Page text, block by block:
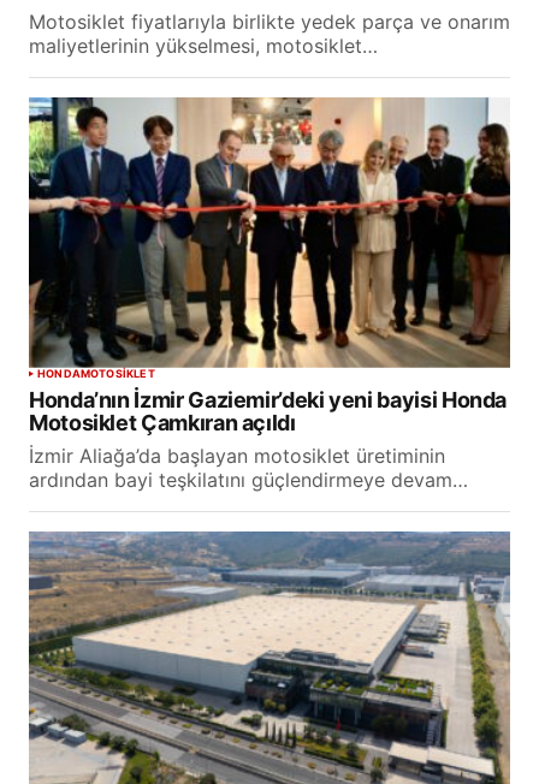
Motosiklet fiyatlarıyla birlikte yedek parça ve onarım
maliyetlerinin yükselmesi, motosiklet…
HONDAMOTOSİKLET
Honda’nın İzmir Gaziemir’deki yeni bayisi Honda
Motosiklet Çamkıran açıldı
İzmir Aliağa’da başlayan motosiklet üretiminin
ardından bayi teşkilatını güçlendirmeye devam…